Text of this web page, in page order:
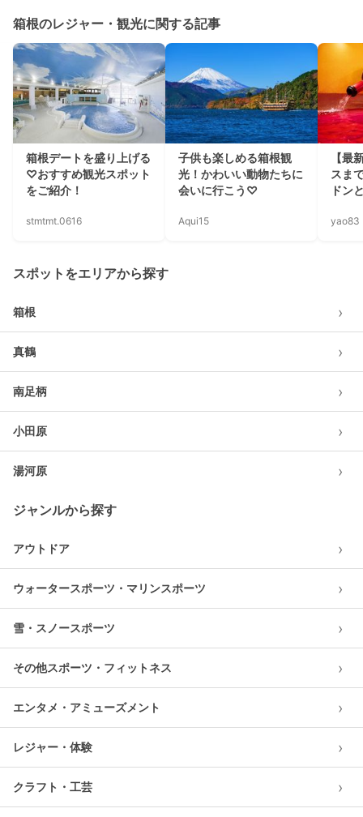
箱根のレジャー・観光に関する記事
箱根デートを盛り上げる
♡おすすめ観光スポット
をご紹介！
stmtmt.0616
子供も楽しめる箱根観
光！かわいい動物たちに
会いに行こう♡
Aqui15
【最
スま
ドン
yao83
スポットをエリアから探す
箱根 ›
真鶴 ›
南足柄 ›
小田原 ›
湯河原 ›
ジャンルから探す
アウトドア ›
ウォータースポーツ・マリンスポーツ ›
雪・スノースポーツ ›
その他スポーツ・フィットネス ›
エンタメ・アミューズメント ›
レジャー・体験 ›
クラフト・工芸 ›